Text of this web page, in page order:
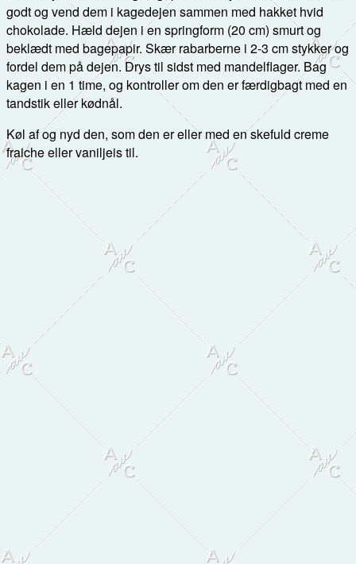
godt og vend dem i kagedejen sammen med hakket hvid
chokolade. Hæld dejen i en springform (20 cm) smurt og
beklædt med bagepapir. Skær rabarberne i 2-3 cm stykker og
fordel dem på dejen. Drys til sidst med mandelflager. Bag
kagen i en 1 time, og kontroller om den er færdigbagt med en
tandstik eller kødnål.
Køl af og nyd den, som den er eller med en skefuld creme
fraiche eller vaniljeis til.